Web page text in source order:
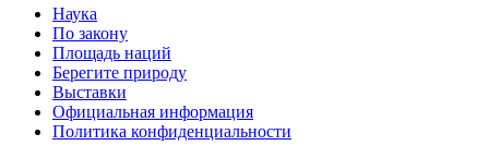
Наука
По закону
Площадь наций
Берегите природу
Выставки
Официальная информация
Политика конфиденциальности